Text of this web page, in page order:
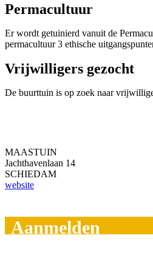
Permacultuur
Er wordt getuinierd vanuit de
permacultuur 3 ethische
Vrijwilligers gezocht
De buurttuin is op zoek naar
MAASTUIN
Jachthavenlaan 14
SCHIEDAM
website
Aanmelden